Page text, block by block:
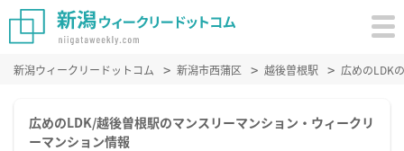
新潟ウィークリードットコム 新潟市西蒲区 越後曽根駅 広めのLDK
広めのLDK/越後曽根駅のマンスリーマンション・ウィークリ
ーマンション情報